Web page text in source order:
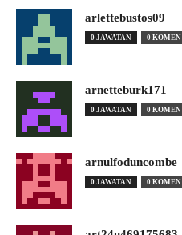
arlettebustos09
0 JAWATAN 0 KOMEN
arnetteburk171
0 JAWATAN 0 KOMEN
arnulfoduncombe
0 JAWATAN 0 KOMEN